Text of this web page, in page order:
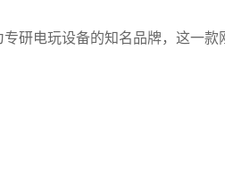
研电玩设备的知名品牌，这一款